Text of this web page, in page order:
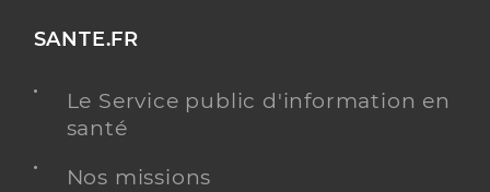
SANTE.FR
Le Service public d'information en
santé
Nos missions